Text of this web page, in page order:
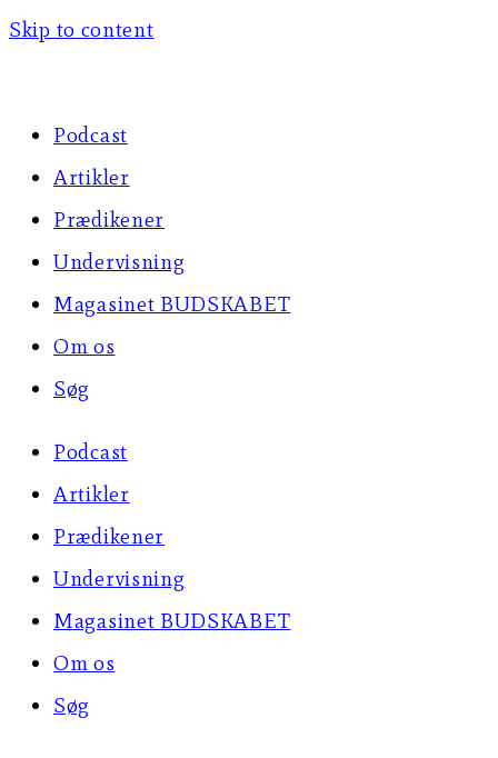
Skip to content
Podcast
Artikler
Prædikener
Undervisning
Magasinet BUDSKABET
Om os
Søg
Podcast
Artikler
Prædikener
Undervisning
Magasinet BUDSKABET
Om os
Søg